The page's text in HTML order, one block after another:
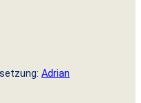
Adrian